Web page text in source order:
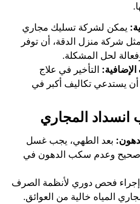
يمكن لشركة تسليك مجاري
شركة منزل الدقة، أن توفر
لحل المشكلة.
التأخير في علاج
أن يستدعي تكاليف أكبر في
انسداد المجاري
بعد الطهي، يجب غسل
صحيح وعدم سكب الدهون في
إجراء فحص دوري لأنظمة الصرف
المياه خالية من العوائق.